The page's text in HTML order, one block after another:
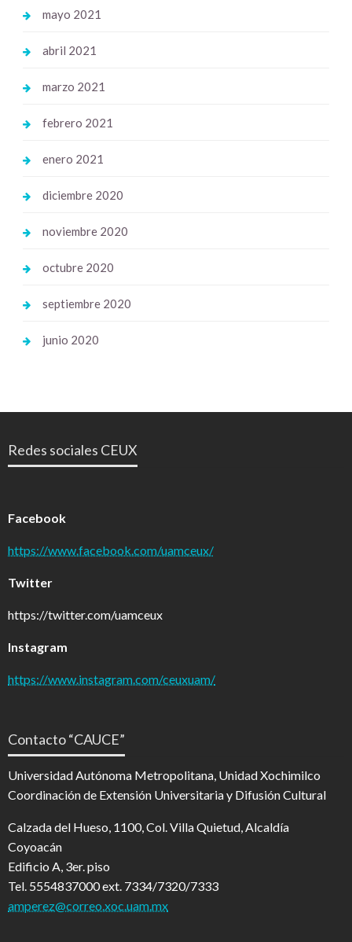
mayo 2021
abril 2021
marzo 2021
febrero 2021
enero 2021
diciembre 2020
noviembre 2020
octubre 2020
septiembre 2020
junio 2020
Redes sociales CEUX
Facebook
https://www.facebook.com/uamceux/
Twitter
https://twitter.com/uamceux
Instagram
https://www.instagram.com/ceuxuam/
Contacto “CAUCE”
Universidad Autónoma Metropolitana, Unidad Xochimilco
Coordinación de Extensión Universitaria y Difusión Cultural
Calzada del Hueso, 1100, Col. Villa Quietud, Alcaldía
Coyoacán
Edificio A, 3er. piso
Tel. 5554837000 ext. 7334/7320/7333
amperez@correo.xoc.uam.mx